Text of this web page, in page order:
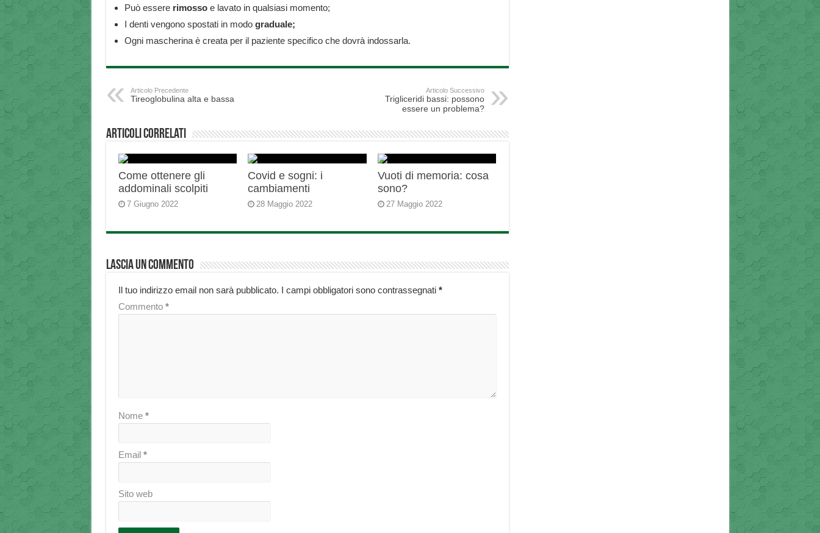
Può essere rimossoe lavato in qualsiasi momento;
I denti vengono spostati in modo graduale;
Ogni mascherina è creata per il paziente specifico che dovrà indossarla.
Articolo Precedente
Tireoglobulina alta e bassa
Articolo Successivo
Trigliceridi bassi: possono
essere un problema?
Articoli correlati
Come ottenere gli
addominali scolpiti
7 Giugno 2022
Covid e sogni: i
cambiamenti
28 Maggio 2022
Vuoti di memoria: cosa
sono?
27 Maggio 2022
Lascia un commento
Il tuo indirizzo email non sarà pubblicato. I campi obbligatori sono contrassegnati *
Commento *
Nome *
Email *
Sito web